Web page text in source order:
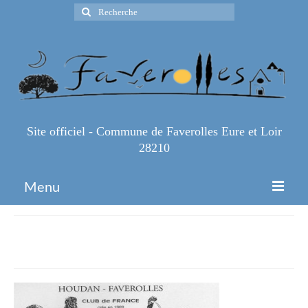
Rechercher
:
Site officiel - Commune de Faverolles Eure et Loir
28210
Menu
Infos Pratiques